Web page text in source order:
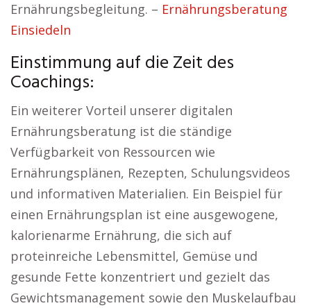
Ernährungsbegleitung. – Ernährungsberatung
Einsiedeln
Einstimmung auf die Zeit des
Coachings:
Ein weiterer Vorteil unserer digitalen
Ernährungsberatung ist die ständige
Verfügbarkeit von Ressourcen wie
Ernährungsplänen, Rezepten, Schulungsvideos
und informativen Materialien. Ein Beispiel für
einen Ernährungsplan ist eine ausgewogene,
kalorienarme Ernährung, die sich auf
proteinreiche Lebensmittel, Gemüse und
gesunde Fette konzentriert und gezielt das
Gewichtsmanagement sowie den Muskelaufbau